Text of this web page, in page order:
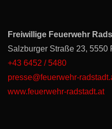
Freiwillige Feuerwehr
Salzburger Straße 23, 5550
+43 6452 / 5480
presse@feuerwehr-
www.feuerwehr-radstadt.at